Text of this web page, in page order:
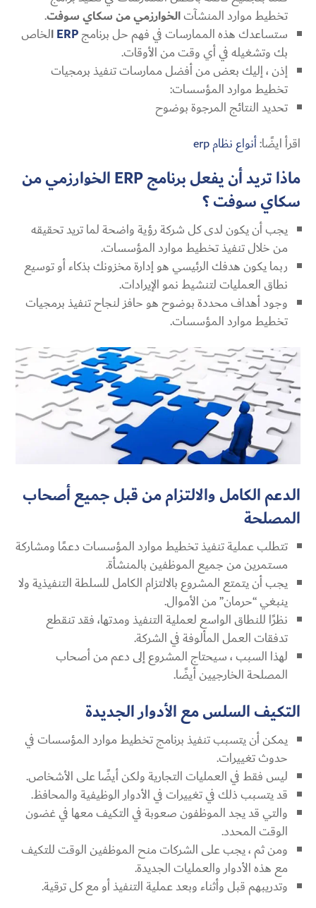
تخطيط موارد المنشآتالخوارزمي من سكاي سوفت.
ستساعدك هذه الممارسات في فهم حل برنامجERPالخاص
بك وتشغيله في أي وقت من الأوقات.
إذن ، إليك بعض من أفضل ممارسات تنفيذ برمجيات
تخطيط موارد المؤسسات:
تحديد النتائج المرجوة بوضوح
اقرأ ايضًا:أنواع نظام erp
ماذا تريد أن يفعل برنامج ERP الخوارزمي من
سكاي سوفت ؟
يجب أن يكون لدى كل شركة رؤية واضحة لما تريد تحقيقه
من خلال تنفيذ تخطيط موارد المؤسسات.
ربما يكون هدفك الرئيسي هو إدارة مخزونك بذكاء أو توسيع
نطاق العمليات لتنشيط نمو الإيرادات.
وجود أهداف محددة بوضوح هو حافز لنجاح تنفيذ برمجيات
تخطيط موارد المؤسسات.
الدعم الكامل والالتزام من قبل جميع أصحاب
المصلحة
تتطلب عملية تنفيذ تخطيط موارد المؤسسات دعمًا ومشاركة
مستمرين من جميع الموظفين بالمنشأة.
يجب أن يتمتع المشروع بالالتزام الكامل للسلطة التنفيذية ولا
ينبغي “حرمان” من الأموال.
نظرًا للنطاق الواسع لعملية التنفيذ ومدتها، فقد تنقطع
تدفقات العمل المألوفة في الشركة.
لهذا السبب ، سيحتاج المشروع إلى دعم من أصحاب
المصلحة الخارجيين أيضًا.
التكيف السلس مع الأدوار الجديدة
يمكن أن يتسبب تنفيذ برنامج تخطيط موارد المؤسسات في
حدوث تغييرات.
ليس فقط في العمليات التجارية ولكن أيضًا على الأشخاص.
قد يتسبب ذلك في تغييرات في الأدوار الوظيفية والمحافظ.
والتي قد يجد الموظفون صعوبة في التكيف معها في غضون
الوقت المحدد.
ومن ثم ، يجب على الشركات منح الموظفين الوقت للتكيف
مع هذه الأدوار والعمليات الجديدة.
وتدريبهم قبل وأثناء وبعد عملية التنفيذ أو مع كل ترقية.